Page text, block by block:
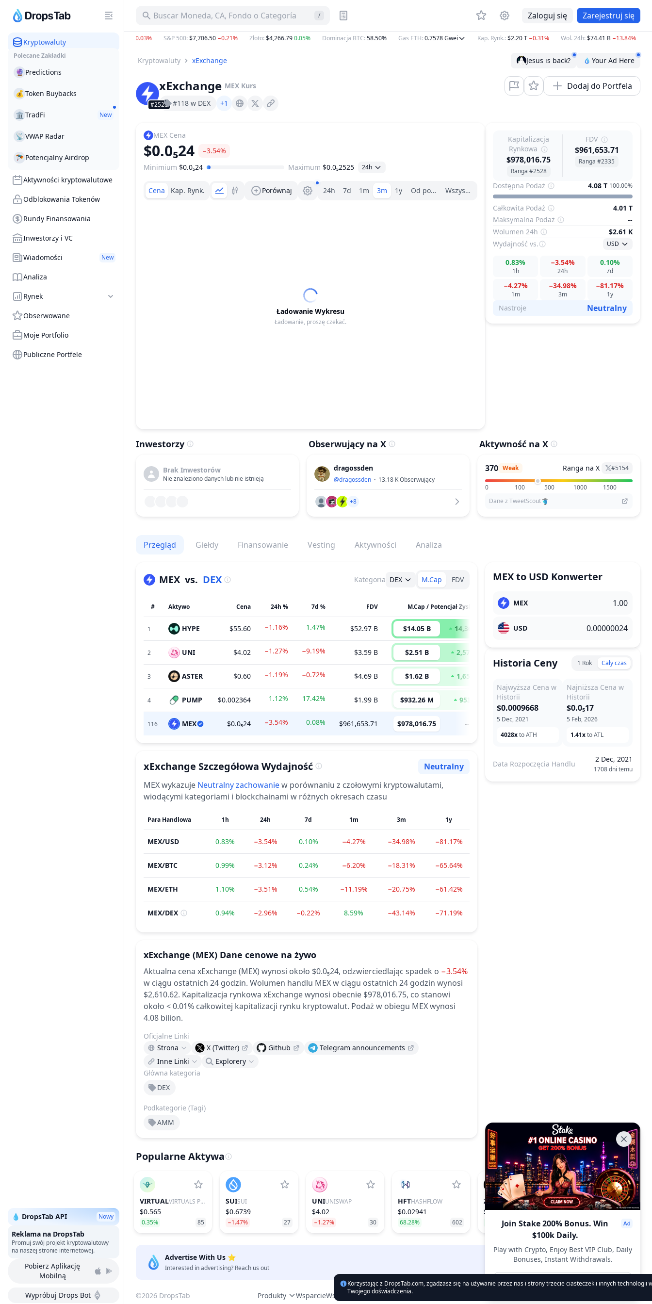
Kryptowaluty
Polecane Zakładki
🔮 Predictions
💰 Token Buybacks
🏛 TradFi New
📡 VWAP Radar
🪂 Potencjalny Airdrop
Aktywności kryptowalutowe
Odblokowania Tokenów
Rundy Finansowania
Inwestorzy i VC
Wiadomości New
Analiza
Rynek
Obserwowane
Moje Portfolio
Publiczne Portfele
💧 DropsTab API Nowy
Reklama na DropsTab
Promuj swój projekt kryptowalutowy
na naszej stronie internetowej.
Pobierz Aplikację
Mobilną
Wypróbuj Drops Bot
Buscar Moneda, CA, Fondo o Categoría / Zaloguj się Zarejestruj się
BTC:$64,320.08 −0.44% −0.03% S&P 500:$7,706.50−0.21% Złoto:$4,266.790.05% Dominacja BTC:58.50% Gas ETH:0.7578Gwei Kap. Rynk.:$2.20 T−0.31% Wol. 24h:$74.41 B−13.84%
Kryptowaluty xExchange Jesus is back? Your Ad Here
#2528
xExchange MEX Kurs Dodaj do Portfela
#118 w DEX +1 X (Twitter)
MEX Cena
$0.0₅24 −3.54%
Zakres Cen
Minimium $0.0₅24 Maximum $0.0₅2525 24h
Cena Kap. Rynk. Porównaj Wybór zakresu.
24h 7d 1m 3m 1y Od początku roku
Wszystko
Ładowanie Wykresu
Ładowanie, proszę czekać.
Kapitalizacja
Rynkowa
$978,016.75
Ranga #2528
FDV
$961,653.71
Ranga #2335
Dostępna Podaż 4.08 T 100.00%
Całkowita Podaż
4.01 T
Maksymalna Podaż
--
Wolumen 24h
$2.61 K
Wydajność vs. USD
1h
0.83%
24h
−3.54%
7d
0.10%
1m
−4.27%
3m
−34.98%
1y
−81.17%
Nastroje Neutralny
Inwestorzy
Brak Inwestorów
Nie znaleziono danych lub nie istnieją
Obserwujący na X
dragossden
@dragossden 13.18 KObserwujący
+8
Aktywność na X
370 Weak Ranga na X #5154
0 100 500 1000
1500
Dane z TweetScout
Przegląd Giełdy Finansowanie Vesting Aktywności Analiza
MEX vs. DEX Kategoria DEX M.Cap FDV
# Aktywo Cena 24h % 7d % FDV M.Cap / Potencjał Zysku
1 HYPE $55.60 −1.16% 1.47% $52.97 B $14.05 B 14,369
2 UNI $4.02 −1.27% −9.19% $3.59 B $2.51 B 2,570
3 ASTER $0.60 −1.19% −0.72% $4.69 B $1.62 B 1,655
4 PUMP $0.002364 1.12% 17.42% $1.99 B $932.26 M 953
116 MEX $0.0₅24 −3.54% 0.08% $961,653.71 $978,016.75 --
xExchange Szczegółowa Wydajność Nastroje
Neutralny
MEXwykazuje Neutralnyzachowaniew porównaniu z czołowymi kryptowalutami,
wiodącymi kategoriami i blockchainami w różnych okresach czasu
Para Handlowa 1h 24h 7d 1m 3m 1y
MEX/USD 0.83% −3.54% 0.10% −4.27% −34.98% −81.17%
MEX/BTC 0.99% −3.12% 0.24% −6.20% −18.31% −65.64%
MEX/ETH 1.10% −3.51% 0.54% −11.19% −20.75% −61.42%
MEX/DEX 0.94% −2.96% −0.22% 8.59% −43.14% −71.19%
MEXto USD Konwerter
MEX
USD
Historia Ceny 1 Rok Cały czas
Najwyższa Cena w
Historii
5 Dec, 2021
$0.0009668
4028xto ATH
Najniższa Cena w
Historii
5 Feb, 2026
$0.0₅17
1.41xto ATL
Data Rozpoczęcia Handlu
2 Dec, 2021
1708 dni temu
xExchange (MEX) Dane cenowe na żywo
Aktualna cena xExchange (MEX) wynosi około $0.0₅24, odzwierciedlając spadek o −3.54%
w ciągu ostatnich 24 godzin. Wolumen handlu MEX w ciągu ostatnich 24 godzin wynosi
$2,610.62. Kapitalizacja rynkowa xExchange wynosi obecnie $978,016.75, co stanowi
około < 0.01% całkowitej kapitalizacji rynku kryptowalut. Podaż w obiegu MEX wynosi
4.08 bilion.
Główna kategoria
DEX
Podkategorie (Tagi)
AMM
Oficjalne Linki
Strona
X (Twitter) Github
Telegram announcements
Inne Linki
Explorery
Popularne Aktywa
VIRTUAL VIRTUALS PROTOCOL
$0.565
0.35% 85
SUISUI
$0.6739
−1.47% 27
UNIUNISWAP
$4.02
−1.27% 30
HFTHASHFLOW
$0.02941
68.28% 602
ZROLAYERZERO
$0.82
5.71% 97
Advertise With Us ⭐️
Interested in advertising? Reach us out DropsTab.com
©2026 DropsTab Produkty WsparcieWspółpracaProśba o Listing
Korzystając z DropsTab.com, zgadzasz się na używanie przez nas i strony trzecie ciasteczek i innych technologii
Twojego doświadczenia.
Join Stake 200% Bonus. Win
$100k Daily.
Play with Crypto, Enjoy Best VIP Club, Daily
Bonuses, Instant Withdrawals.
Join Now